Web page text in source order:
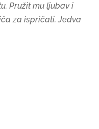
Pružit mu ljubav i
za ispričati. Jedva